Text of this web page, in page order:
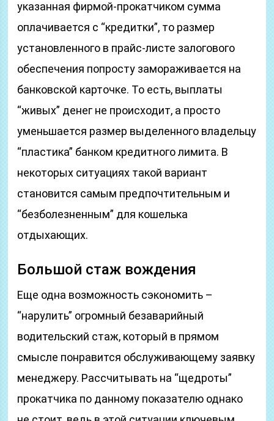
указанная фирмой-прокатчиком сумма
оплачивается с “кредитки”, то размер
установленного в прайс-листе залогового
обеспечения попросту замораживается на
банковской карточке. То есть, выплаты
“живых” денег не происходит, а просто
уменьшается размер выделенного владельцу
“пластика” банком кредитного лимита. В
некоторых ситуациях такой вариант
становится самым предпочтительным и
“безболезненным” для кошелька
отдыхающих.
Большой стаж вождения
Еще одна возможность сэкономить –
“нарулить” огромный безаварийный
водительский стаж, который в прямом
смысле понравится обслуживающему заявку
менеджеру. Рассчитывать на “щедроты”
прокатчика по данному показателю однако